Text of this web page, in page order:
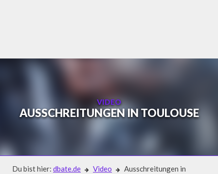
VIDEO
AUSSCHREITUNGEN IN TOULOUSE
Du bist hier: dbate.de Video
Ausschreitungen in